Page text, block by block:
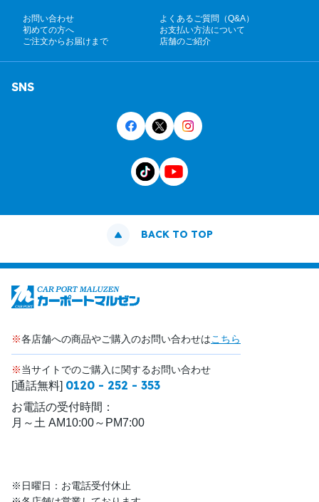
お問い合わせ
よくあるご質問（Q&A）
初めての方へ
お支払い方法について
ご注文からお届けまで
店舗のご紹介
SNS
BACK TO TOP
※各店舗への商品やご購入のお問い合わせはこちら
※当サイトでのご購入に関するお問い合わせ
[通話無料] 0120 - 252 - 353
お電話の受付時間：
月～土 AM10:00～PM7:00
※日曜日：お電話受付休止